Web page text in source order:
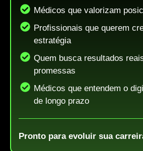
Médicos que valorizam
Profissionais que querem
estratégia
Quem busca resultados
promessas
Médicos que entendem o
de longo prazo
Pronto para evoluir sua